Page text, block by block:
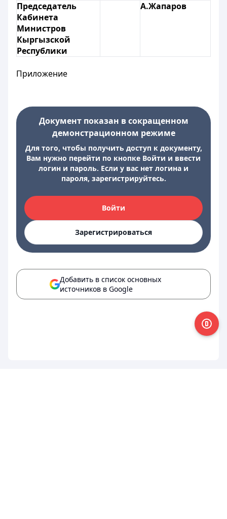
Председатель
Кабинета
Министров
Кыргызской
Республики
А.Жапаров
Приложение
Документ показан в сокращенном
демонстрационном режиме
Для того, чтобы получить доступ к документу,
Вам нужно перейти по кнопке Войти и ввести
логин и пароль. Если у вас нет логина и
пароля, зарегистрируйтесь.
Войти
Зарегистрироваться
Добавить в список основных
источников в Google